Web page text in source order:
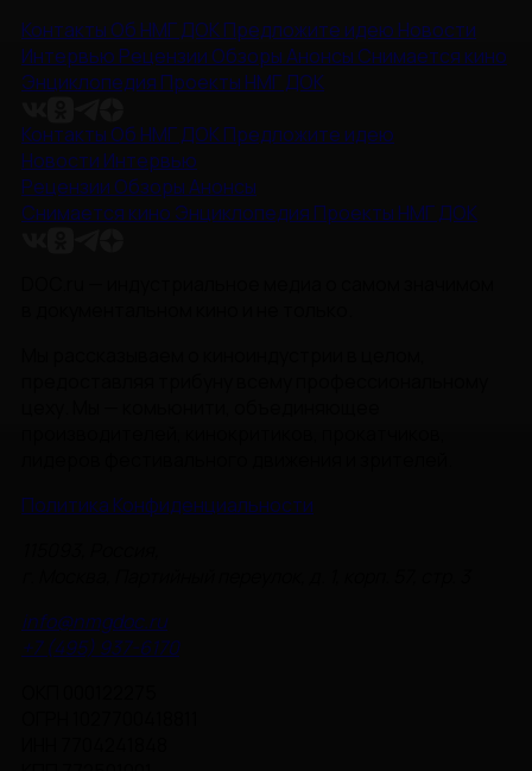
Контакты Об НМГ ДОКПредложите идею Новости
Интервью Рецензии ОбзорыАнонсы Снимается кино
Энциклопедия Проекты НМГ ДОК
Контакты Об НМГ ДОКПредложите идею
Новости Интервью
Рецензии ОбзорыАнонсы
Снимается кино Энциклопедия Проекты НМГ ДОК
Политика Конфиденциальности
info@nmgdoc.ru
+7 (495) 937-6170